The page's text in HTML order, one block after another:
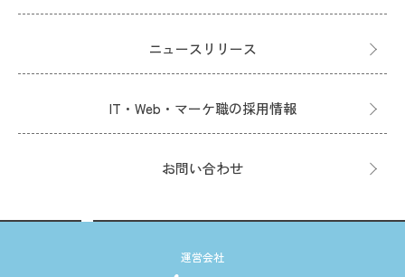
ニュースリリース
IT・Web・マーケ職の採用情報
お問い合わせ
運営会社